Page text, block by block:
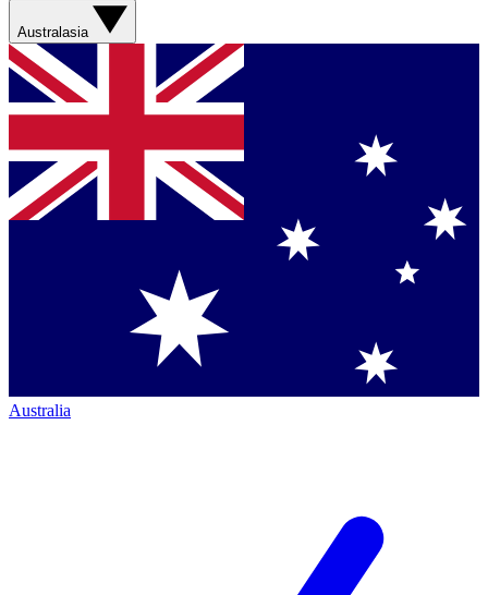
Australasia
Australia